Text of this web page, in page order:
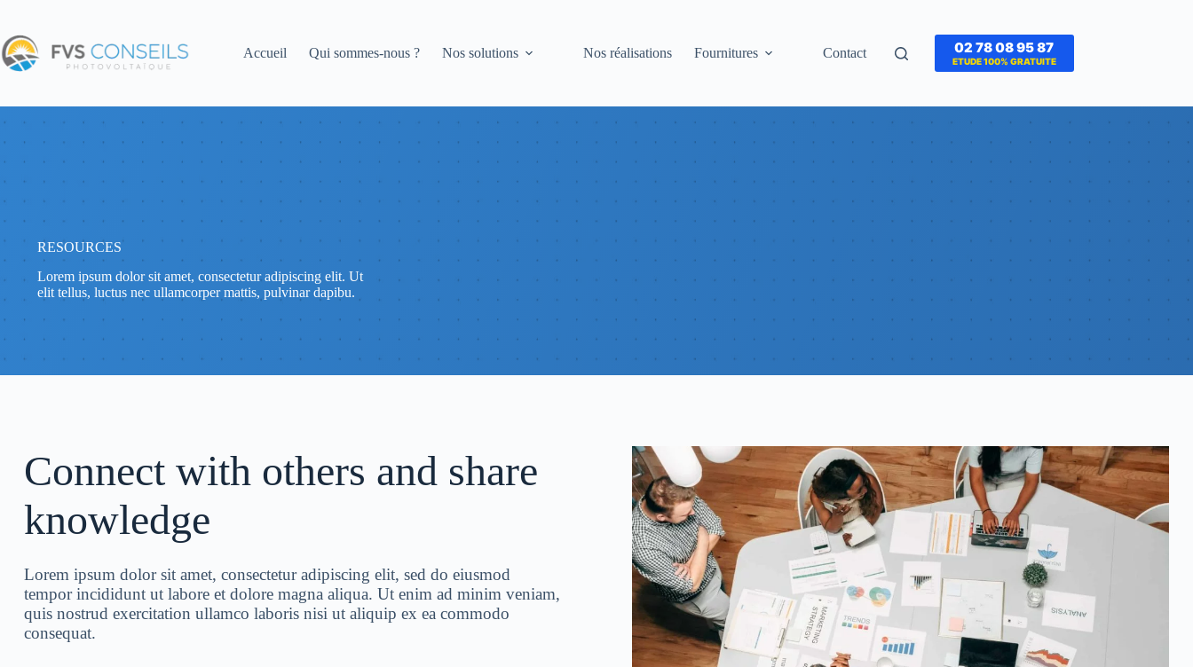
contenu
Accueil
Qui sommes-nous ? Nos solutions Nos réalisations Fournitures Contact 02 78 08 95 87
ETUDE 100% GRATUITE
RESOURCES
Lorem ipsum dolor sit amet, consectetur adipiscing elit. Ut
elit tellus, luctus nec ullamcorper mattis, pulvinar dapibu.
Connect with others and share
knowledge
Lorem ipsum dolor sit amet, consectetur adipiscing elit, sed do eiusmod
tempor incididunt ut labore et dolore magna aliqua. Ut enim ad minim veniam,
quis nostrud exercitation ullamco laboris nisi ut aliquip ex ea commodo
consequat.